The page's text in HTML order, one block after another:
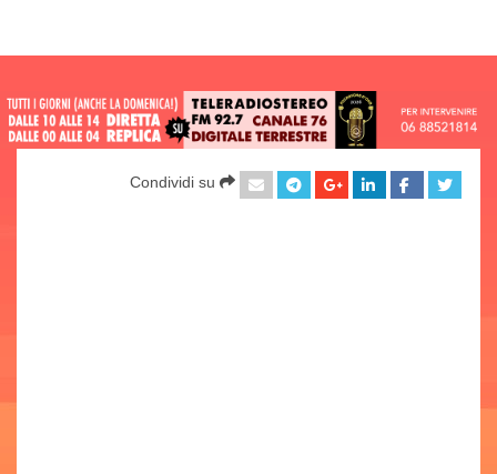
Condividi su